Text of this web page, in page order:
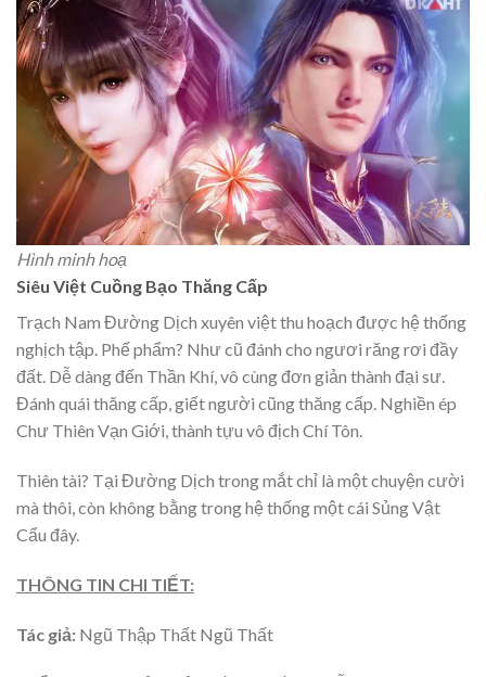
Hình minh hoạ
Siêu Việt Cuồng Bạo Thăng Cấp
Trạch Nam Đường Dịch xuyên việt thu hoạch được hệ thống
nghịch tập. Phế phẩm? Như cũ đánh cho ngươi răng rơi đầy
đất. Dễ dàng đến Thần Khí, vô cùng đơn giản thành đại sư.
Đánh quái thăng cấp, giết người cũng thăng cấp. Nghiền ép
Chư Thiên Vạn Giới, thành tựu vô địch Chí Tôn.
Thiên tài? Tại Đường Dịch trong mắt chỉ là một chuyện cười
mà thôi, còn không bằng trong hệ thống một cái Sủng Vật
Cẩu đây.
THÔNG TIN CHI TIẾT:
Tác giả: Ngũ Thập Thất Ngũ Thất